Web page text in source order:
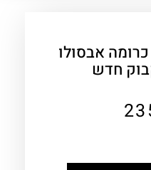
אבסולו
חדש